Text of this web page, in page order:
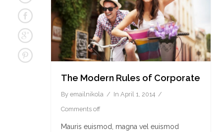
The Modern Rules of Corporate
By emailnikola In April 1, 2014
Comments off
Mauris euismod, magna vel euismod